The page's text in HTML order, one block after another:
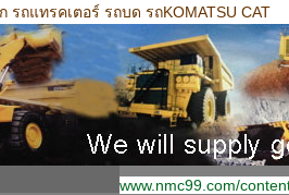
ถแทรคเตอร์ รถบด รถKOMATSU CAT
www.nmc99.com/